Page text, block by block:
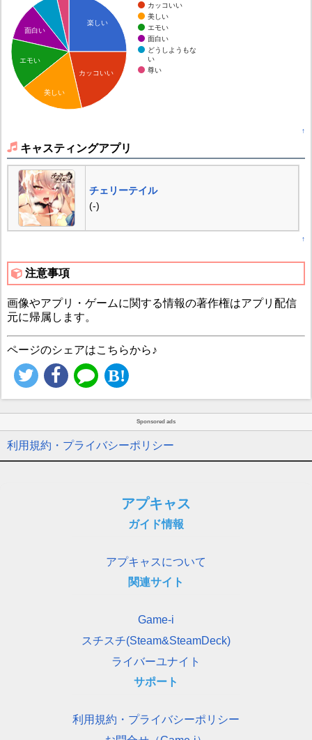
カッコいい
美しい
エモい
面白い
どうしようもな
い
尊い
楽しい
カッコいい
面白い
エモい
美しい
↑
キャスティングアプリ
チェリーテイル
(-)
↑
注意事項
画像やアプリ・ゲームに関する情報の著作権はアプリ配信
元に帰属します。
ページのシェアはこちらから♪
Sponsored ads
利用規約・プライバシーポリシー
アプキャス
ガイド情報
アプキャスについて
関連サイト
Game-i
スチスチ(Steam&SteamDeck)
ライバーユナイト
サポート
利用規約・プライバシーポリシー